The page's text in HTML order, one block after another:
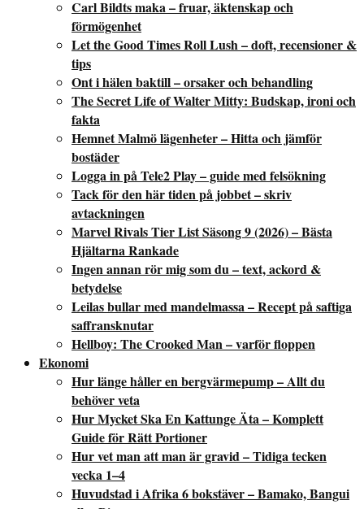
Carl Bildts maka – fruar, äktenskap och
förmögenhet
Let the Good Times Roll Lush – doft, recensioner &
tips
Ont i hälen baktill – orsaker och behandling
The Secret Life of Walter Mitty: Budskap, ironi och
fakta
Hemnet Malmö lägenheter – Hitta och jämför
bostäder
Logga in på Tele2 Play – guide med felsökning
Tack för den här tiden på jobbet – skriv
avtackningen
Marvel Rivals Tier List Säsong 9 (2026) – Bästa
Hjältarna Rankade
Ingen annan rör mig som du – text, ackord &
betydelse
Leilas bullar med mandelmassa – Recept på saftiga
saffransknutar
Hellboy: The Crooked Man – varför floppen
Ekonomi
Hur länge håller en bergvärmepump – Allt du
behöver veta
Hur Mycket Ska En Kattunge Äta – Komplett
Guide för Rätt Portioner
Hur vet man att man är gravid – Tidiga tecken
vecka 1–4
Huvudstad i Afrika 6 bokstäver – Bamako, Bangui